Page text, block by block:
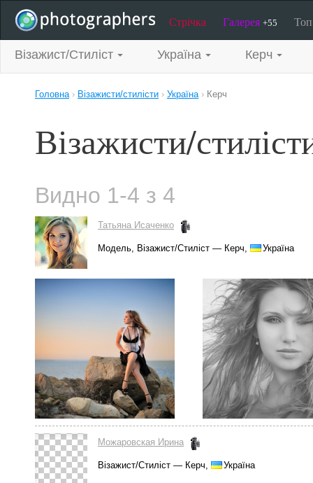
Стрічка Галерея +55
Візажист/Стиліст Україна Керч
Головна› Візажисти/стилісти › Україна› Керч
Візажисти/
Видно 1-4 з 4
Татьяна Исаченко
Модель, Візажист/Стиліст — Керч, Україна
Можаровская Ирина
Візажист/Стиліст — Керч, Україна